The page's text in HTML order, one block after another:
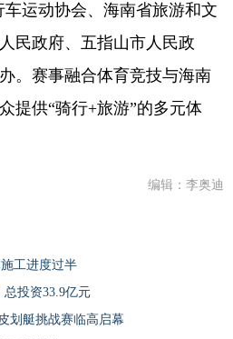
运动协会、海南省旅游和文
民政府、五指山市人民政
。赛事融合体育竞技与海南
提供“骑行+旅游”的多元体
编辑：李奥迪
工进度过半
投资33.9亿元
划艇挑战赛临高启幕